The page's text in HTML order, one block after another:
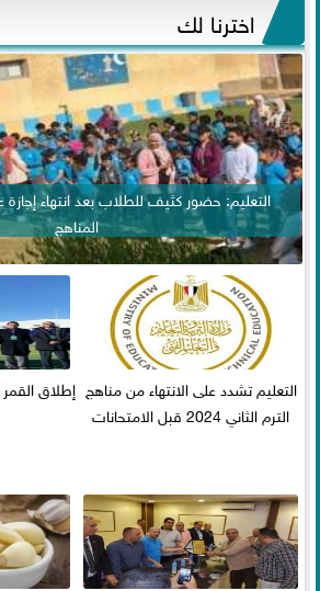
اخترنا لك
التعليم: حضور كثيف للطلاب بعد انتهاء
المناهج
التعليم تشدد على الانتهاء من مناهج
الترم الثاني 2024 قبل الامتحانات
إطلاق